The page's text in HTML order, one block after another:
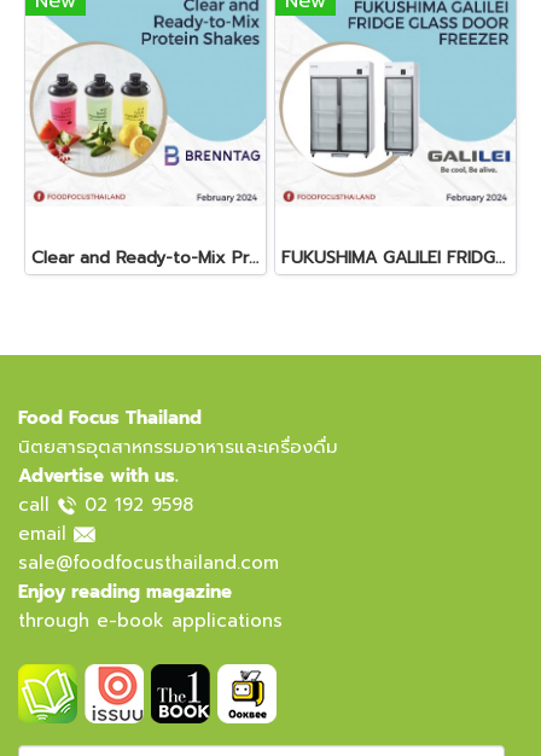
Clear and Ready-to-Mix Protein Shakes FUKUSHIMA GALILEI FRIDGE GLASS DOOR FREEZER
Food Focus Thailand
นิตยสารอุตสาหกรรมอาหารและเครื่องดื่ม
Advertise with us.
call
02 192 9598
email
sale@foodfocusthailand.com
Enjoy reading magazine
through e-book applications